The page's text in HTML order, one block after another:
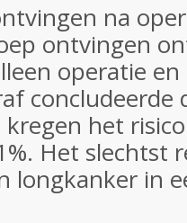
na
ontvingen
operatie
het
Het slechtst
longkanker in